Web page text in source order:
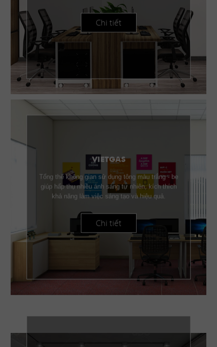
Chi tiết
VIETGAS
Tổng thể không gian sử dụng tông màu trắng - be
giúp hấp thụ nhiều ánh sáng tự nhiên, kích thích
khả năng làm việc sáng tạo và hiệu quả.
Chi tiết